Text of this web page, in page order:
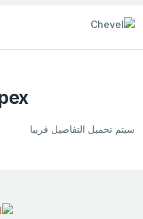
سيتم تحميل التفاصيل قريبا